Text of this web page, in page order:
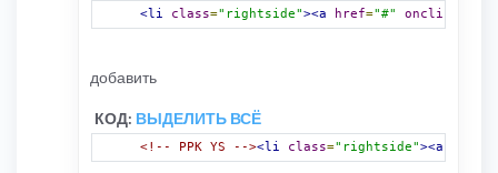
<li class="rightside"><a href="#" onclick
добавить
КОД: ВЫДЕЛИТЬ ВСЁ
<!-- PPK YS --><li class="rightside"><a